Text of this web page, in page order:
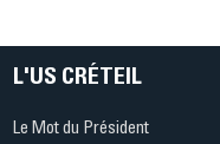
exceptionnelle
L'US CRÉTEIL
Le Mot du Président